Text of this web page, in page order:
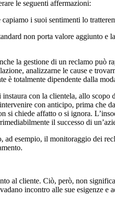
le seguenti affermazioni:
i suoi sentimenti lo
non porta valore aggiunto
la gestione di un reclamo può
analizzarne le cause e
è totalmente dipendente dalla
con la clientela, allo
con anticipo, prima che
chiede affatto o si ignora.
il successo di
esempio, il monitoraggio dei
al cliente. Ciò, però, non
incontro alle sue esigenze e